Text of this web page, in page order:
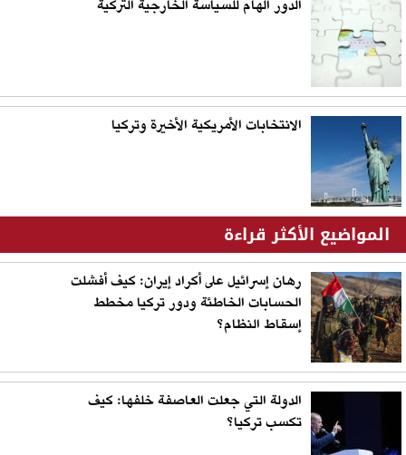
الدور الهام للسياسة الخارجية التركية
الانتخابات الأمريكية الأخيرة وتركيا
المواضيع الأكثر قراءة
رهان إسرائيل على أكراد إيران: كيف أفشلت
الحسابات الخاطئة ودور تركيا مخطط
إسقاط النظام؟
الدولة التي جعلت العاصفة خلفها: كيف
تكسب تركيا؟